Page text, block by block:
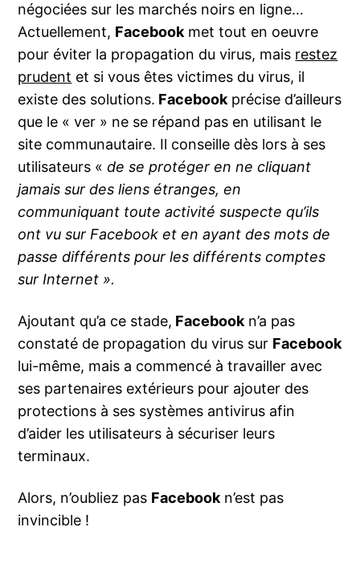
négociées sur les marchés noirs en ligne…
Actuellement, Facebookmet tout en oeuvre
pour éviter la propagation du virus, mais restez
prudent et si vous êtes victimes du virus, il
existe des solutions. Facebookprécise d’ailleurs
que le « ver » ne se répand pas en utilisant le
site communautaire. Il conseille dès lors à ses
utilisateurs «de se protéger en ne cliquant
jamais sur des liens étranges, en
communiquant toute activité suspecte qu’ils
ont vu sur Facebook et en ayant des mots de
passe différents pour les différents comptes
sur Internet ».
Ajoutant qu’a ce stade, Facebookn’a pas
constaté de propagation du virus sur Facebook
lui-même, mais a commencé à travailler avec
ses partenaires extérieurs pour ajouter des
protections à ses systèmes antivirus afin
d’aider les utilisateurs à sécuriser leurs
terminaux.
Alors, n’oubliez pas Facebookn’est pas
invincible !